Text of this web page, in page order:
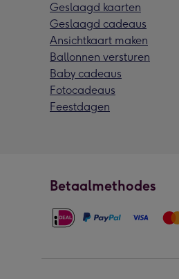
Geslaagd kaarten
Geslaagd cadeaus
Ansichtkaart maken
Ballonnen versturen
Baby cadeaus
Fotocadeaus
Feestdagen
Betaalmethodes